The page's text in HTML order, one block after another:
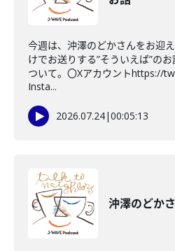
今週は、沖澤のどかさんをお迎
けでお送りする”そういえば”の
ついて。〇Xアカウントhttps://
Insta...
2026.07.24|00:05:13
沖澤のどか